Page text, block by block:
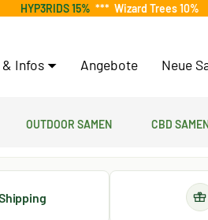
HYP3RIDS 15% *** Wizard Trees 10%
Infos Angebote Neue
Outdoor Samen CBD